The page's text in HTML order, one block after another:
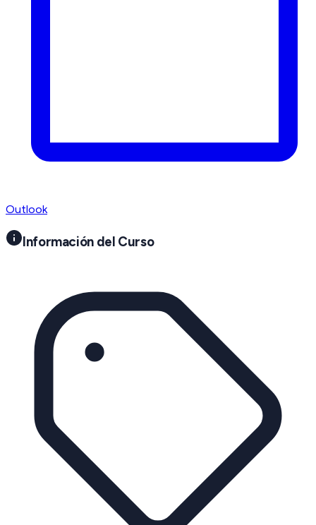
Outlook
Información del Curso